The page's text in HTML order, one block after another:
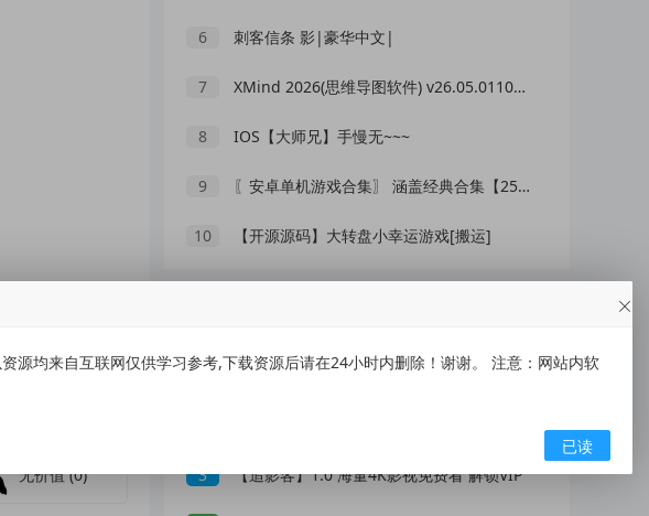
无价值(0)
6 刺客信条 影|豪华中文|
7 XMind 2026(思维导图软件) v26.05.01105 中文绿色版
8 IOS【大师兄】手慢无~~~
9 〖安卓单机游戏合集〗 涵盖经典合集【256G】
10 【开源源码】大转盘小幸运游戏[搬运]
仙剑奇侠传1/2/3/4系列合集
3 【追影客】1.0 海量4K影视免费看 解锁VIP
源均来自互联网仅供学习参考,下载资源后请在24小时内删除！谢谢。 注意：网站内软
已读